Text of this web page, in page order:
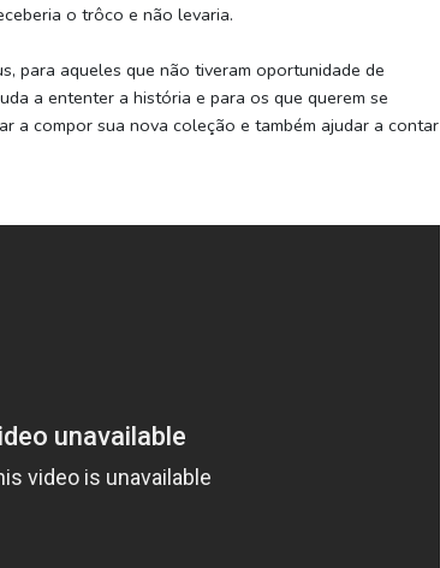
o trôco e não levaria.
para aqueles que não tiveram oportunidade de
a ententer a história e para os que querem se
a compor sua nova coleção e também ajudar a contar